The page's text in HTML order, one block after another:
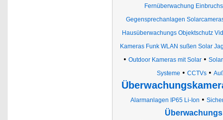
Fernüberwachung
Gegensprechanlagen
Hausüberwachungs Objektschutz
Kameras Funk WLAN sußen Solar
• Outdoor Kameras mit Solar•
Systeme • CCTVs•
Alarmanlagen IP65 Li-Ion •